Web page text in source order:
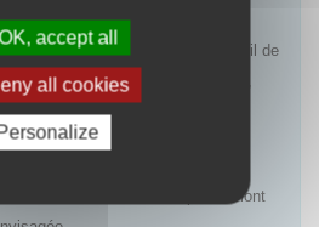
accept all
all cookies
dans la mesure où le rapport
établi et qu’un PUT avec recueil de
sera pas systématiquement requis,
antérieur a été refusé et qu’aucun
disponible,
vous est réalisée trop en amont